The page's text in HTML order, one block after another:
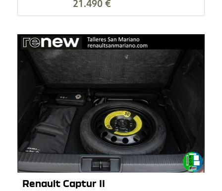
21.490 €
Renault Captur II